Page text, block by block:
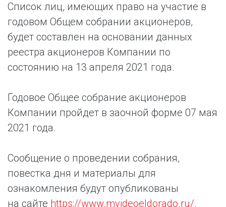
Список лиц, имеющих право на участие в
годовом Общем собрании акционеров,
будет составлен на основании данных
реестра акционеров Компании по
состоянию на 13 апреля 2021 года.
Годовое Общее собрание акционеров
Компании пройдет в заочной форме 07 мая
2021 года.
Сообщение о проведении собрания,
повестка дня и материалы для
ознакомления будут опубликованы
на сайте https://www.mvideoeldorado.ru/.